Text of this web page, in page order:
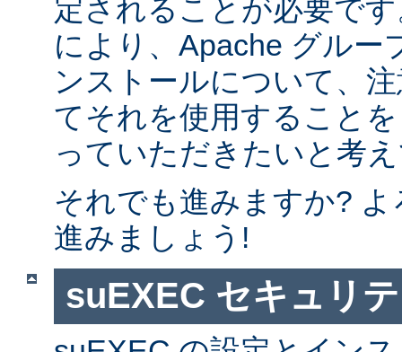
定されることが必要で
により、Apache グルー
ンストールについて、
てそれを使用すること
っていただきたいと考
それでも進みますか?
進みましょう!
suEXEC セキュリ